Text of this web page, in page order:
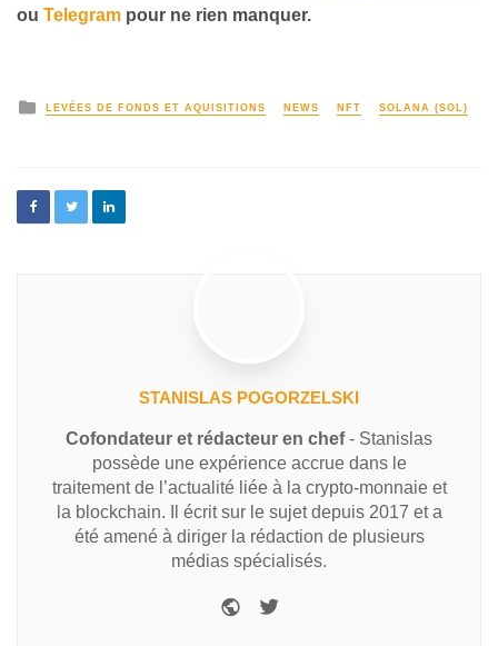
ou Telegram pour ne rien manquer.
LEVÉES DE FONDS ET AQUISITIONS NEWS NFT SOLANA (SOL)
STANISLAS POGORZELSKI
Cofondateur et rédacteur en chef- Stanislas
possède une expérience accrue dans le
traitement de l’actualité liée à la crypto-monnaie et
la blockchain. Il écrit sur le sujet depuis 2017 et a
été amené à diriger la rédaction de plusieurs
médias spécialisés.